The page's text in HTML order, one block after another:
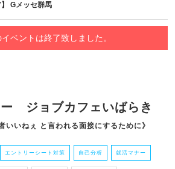
】 Gメッセ群馬
ベントは終了致しました。
ジョブカフェいばらき
いいねぇ と言われる面接にするために》
エントリーシート対策 自己分析 就活マナー